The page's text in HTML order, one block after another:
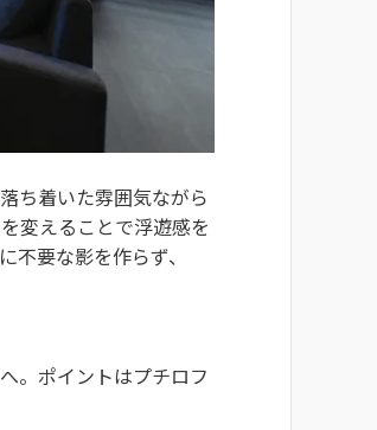
ち着いた雰囲気ながら
変えることで浮遊感を
要な影を作らず、
。ポイントはプチロフ